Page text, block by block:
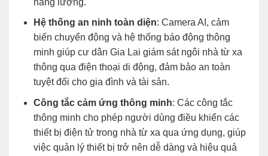
Hệ thống an ninh toàn diện: Camera AI, cảm
biến chuyển động và hệ thống báo động thông
minh giúp cư dân Gia Lai giám sát ngôi nhà từ xa
thông qua điện thoại di động, đảm bảo an toàn
tuyệt đối cho gia đình và tài sản.
Công tắc cảm ứng thông minh: Các công tắc
thông minh cho phép người dùng điều khiển các
thiết bị điện tử trong nhà từ xa qua ứng dụng, giúp
việc quản lý thiết bị trở nên dễ dàng và hiệu quả